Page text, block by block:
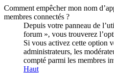
Comment empêcher mon nom
membres connectés ?
Depuis votre panneau de
forum », vous trouverez
Si vous activez cette option
administrateurs, les
compté parmi les membres
Haut